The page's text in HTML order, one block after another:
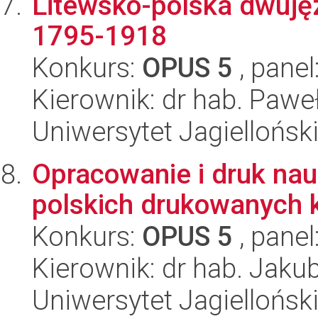
1795-1918
Konkurs: OPUS 5 ,
Kierownik: dr hab.
Uniwersytet
Opracowanie i druk
polskich drukowanych
Konkurs: OPUS 5 ,
Kierownik: dr hab.
Uniwersytet